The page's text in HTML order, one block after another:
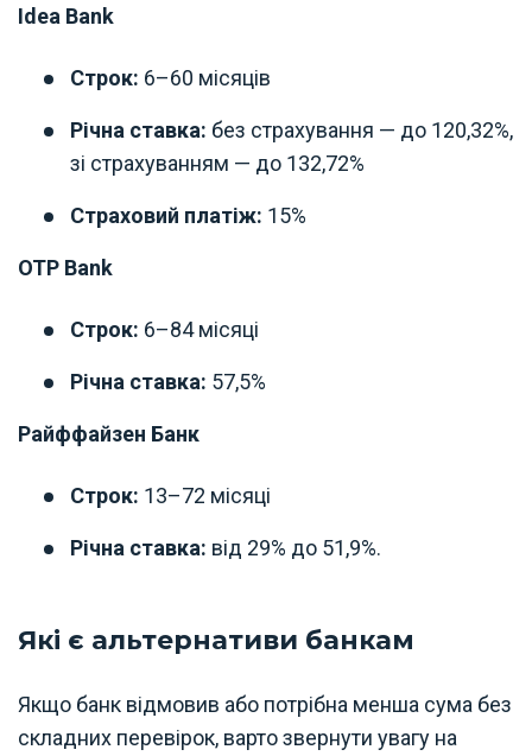
Idea Bank
Строк: 6–60 місяців
Річна ставка: без страхування — до 120,32%,
зі страхуванням — до 132,72%
Страховий платіж: 15%
OTP Bank
Строк: 6–84 місяці
Річна ставка: 57,5%
Райффайзен Банк
Строк: 13–72 місяці
Річна ставка: від 29% до 51,9%.
Які є альтернативи банкам
Якщо банк відмовив або потрібна менша сума без
складних перевірок, варто звернути увагу на